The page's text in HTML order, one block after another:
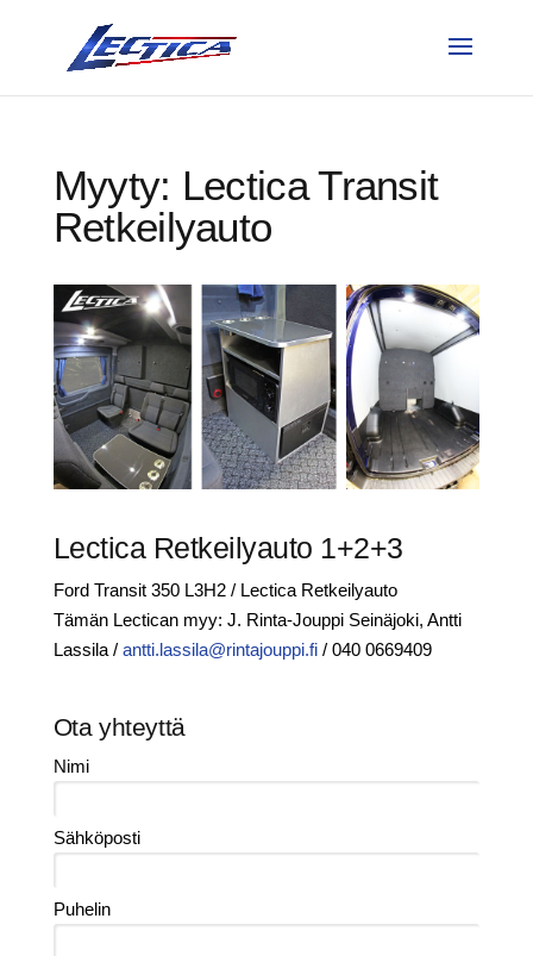
Myyty: Lectica Transit
Retkeilyauto
Lectica Retkeilyauto 1+2+3
Ford Transit 350 L3H2 / Lectica Retkeilyauto
Tämän Lectican myy: J. Rinta-Jouppi Seinäjoki, Antti
Lassila / antti.lassila@rintajouppi.fi/ 040 0669409
Ota yhteyttä
Nimi
Sähköposti
Puhelin